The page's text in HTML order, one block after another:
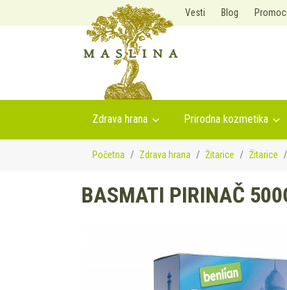
Vesti Blog
Zdrava hrana Prirodna kozmetika
Početna Zdrava hrana Žitarice Žitarice
BASMATI PIRINAČ